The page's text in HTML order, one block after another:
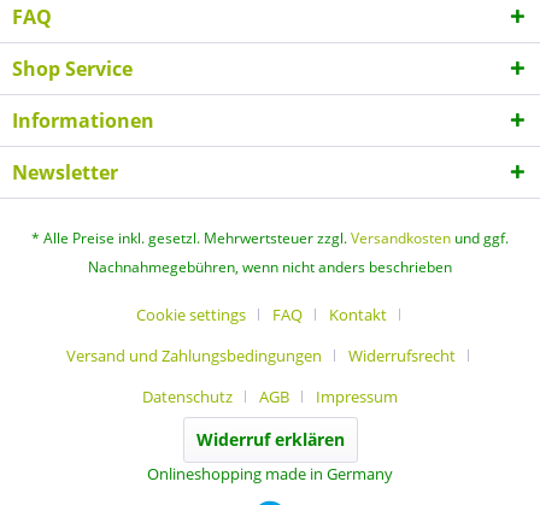
FAQ
Shop Service
Informationen
Newsletter
* Alle Preise inkl. gesetzl. Mehrwertsteuer zzgl.Versandkosten und ggf.
Nachnahmegebühren, wenn nicht anders beschrieben
Cookie settings FAQ
Kontakt
Versand und Zahlungsbedingungen
Widerrufsrecht
Datenschutz
AGB Impressum
Widerruf erklären
Onlineshopping made in Germany